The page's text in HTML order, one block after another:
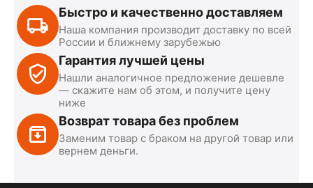
Быстро и качественно доставляем
Наша компания производит доставку по всей
России и ближнему зарубежью
Гарантия лучшей цены
Нашли аналогичное предложение дешевле
— скажите нам об этом, и получите цену
ниже
Возврат товара без проблем
Заменим товар с браком на другой товар или
вернем деньги.